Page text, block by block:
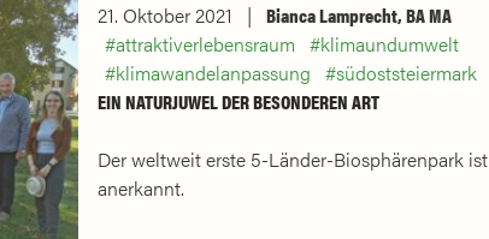
21. Oktober 2021
Bianca Lamprecht, BA MA
attraktiverlebensraum
klimaundumwelt
klimawandelanpassung
südoststeiermark
EIN NATURJUWEL DER BESONDEREN ART
Der weltweit erste 5-Länder-Biosphärenpark ist
anerkannt.